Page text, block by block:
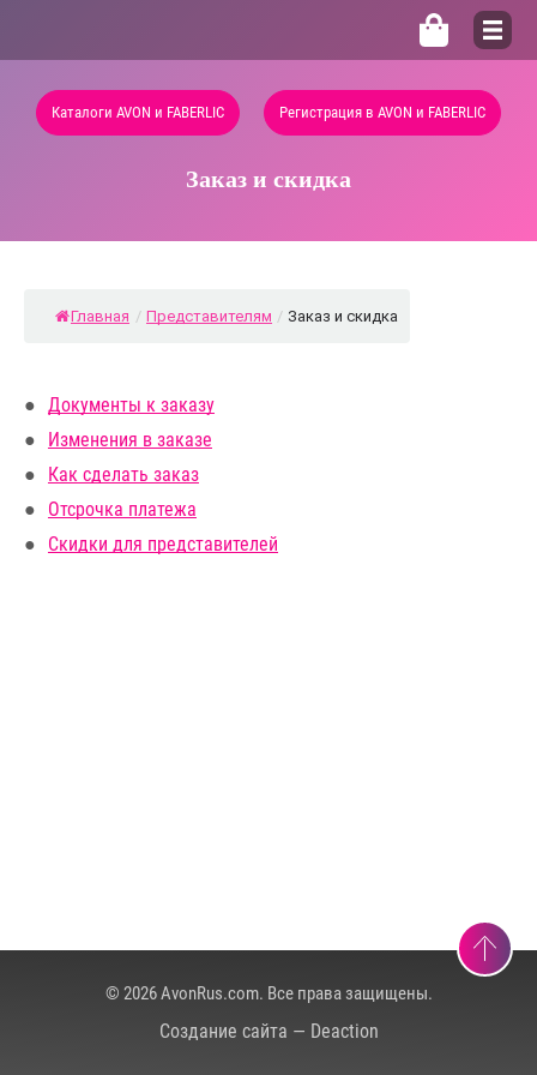
Каталоги AVON и FABERLIC Регистрация в AVON и FABERLIC
Заказ и скидка
Главная / Представителям / Заказ и скидка
Документы к заказу
Изменения в заказе
Как сделать заказ
Отсрочка платежа
Скидки для представителей
© 2026 AvonRus.com. Все права защищены.
Создание сайта — Deaction